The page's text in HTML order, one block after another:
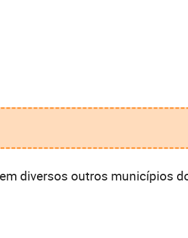
diversos outros municípios